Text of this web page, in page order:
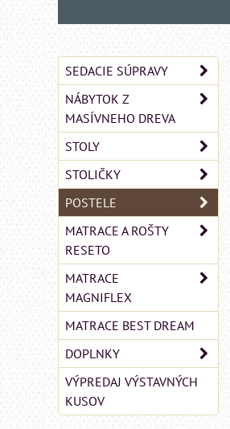
SEDACIE SÚPRAVY
NÁBYTOK Z
MASÍVNEHO DREVA
STOLY
STOLIČKY
POSTELE
MATRACE A ROŠTY
RESETO
MATRACE
MAGNIFLEX
MATRACE BEST DREAM
DOPLNKY
VÝPREDAJ VÝSTAVNÝCH
KUSOV